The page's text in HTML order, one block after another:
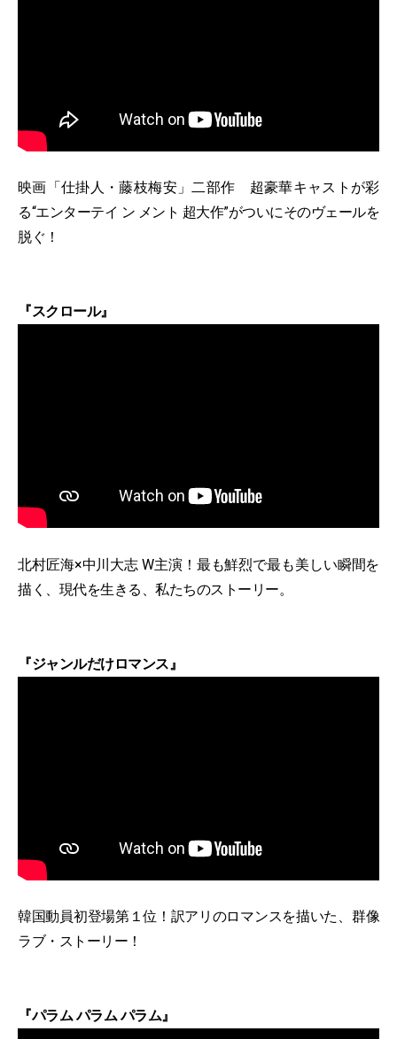
映画「仕掛人・藤枝梅安」二部作 超豪華キャストが彩
る“エンターテイ ン メント 超大作”がついにそのヴェールを
脱ぐ！
『スクロール』
北村匠海×中川大志 W主演！最も鮮烈で最も美しい瞬間を
描く、現代を生きる、私たちのストーリー。
『ジャンルだけロマンス』
韓国動員初登場第１位！訳アリのロマンスを描いた、群像
ラブ・ストーリー！
『パラム パラム パラム』